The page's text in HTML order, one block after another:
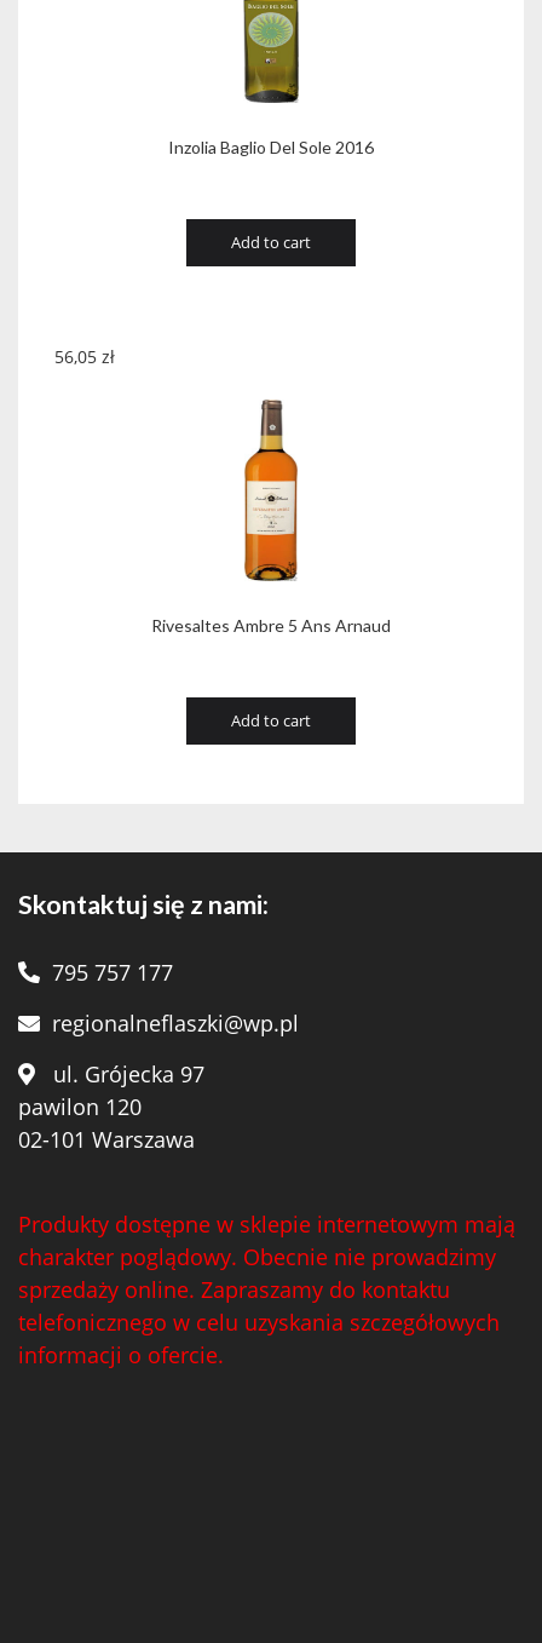
Inzolia Baglio Del Sole 2016
Add to cart
Rivesaltes Ambre 5 Ans Arnaud
56,05 zł
Add to cart
Skontaktuj się z nami:
795 757 177
regionalneflaszki@wp.pl
ul. Grójecka 97
pawilon 120
02-101 Warszawa
Produkty dostępne w sklepie internetowym mają
charakter poglądowy. Obecnie nie prowadzimy
sprzedaży online. Zapraszamy do kontaktu
telefonicznego w celu uzyskania szczegółowych
informacji o ofercie.